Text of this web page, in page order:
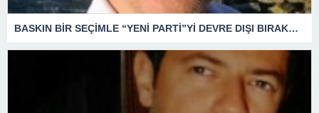
BASKIN BİR SEÇİMLE “YENİ PARTİ”Yİ DEVRE DIŞI BIRAKMAK İÇİN DÜĞMEYE Mİ BASILDI?